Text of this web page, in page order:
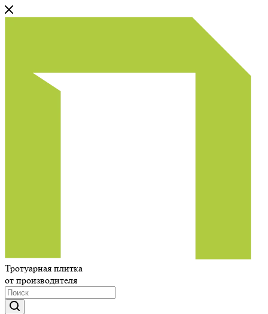
Тротуарная плитка
от производителя